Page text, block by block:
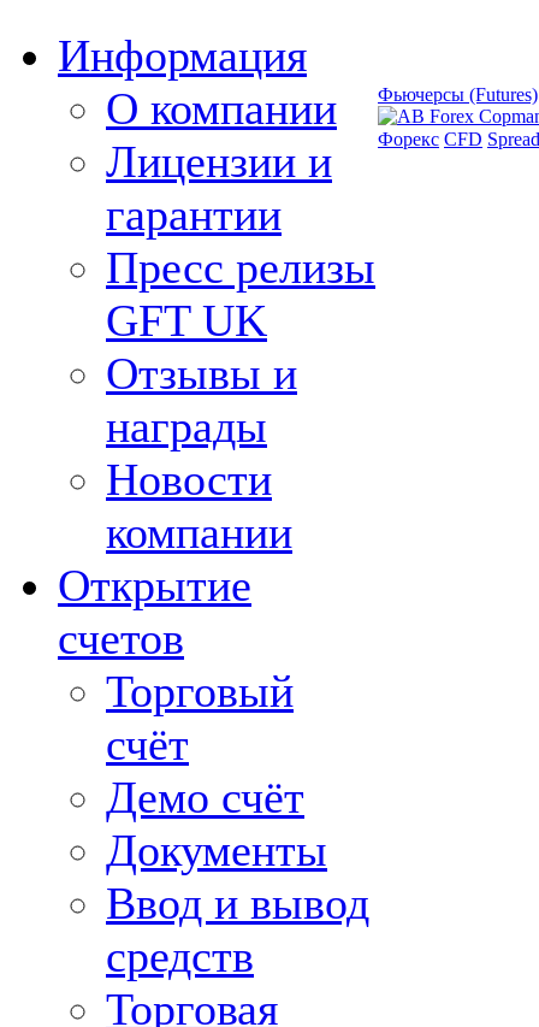
Информация
О компании
Лицензии и
гарантии
Пресс релизы
GFT UK
Отзывы и
награды
Новости
компании
Открытие
счетов
Торговый
счёт
Демо счёт
Документы
Ввод и вывод
средств
Торговая
Фьючерсы (Futures)
Форекс CFD